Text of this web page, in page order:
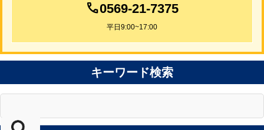
0569-21-7375
平日9:00~17:00
キーワード検索